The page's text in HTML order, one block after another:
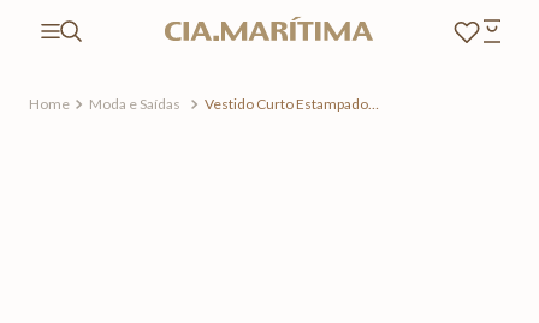
Moda e Saídas
Vestido Curto Estampado